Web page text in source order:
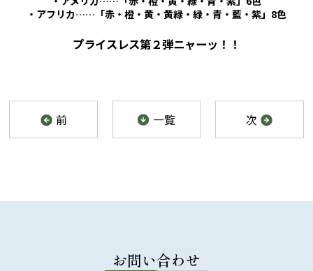
・アフリカ……「赤・橙・黄・黄緑・緑・青・藍・紫」8色
プライスレス第２弾ニャーッ！！
前 一覧 次
お問い合わせ